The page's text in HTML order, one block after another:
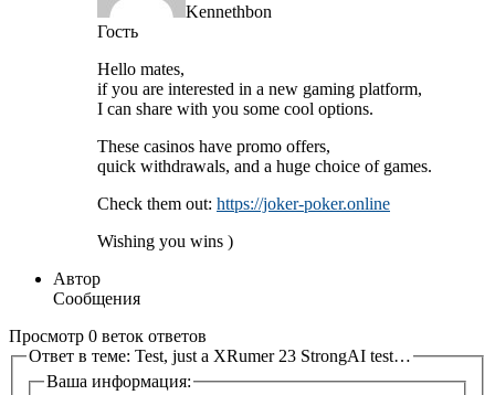
Kennethbon
Гость
Hello mates,
if you are interested in a new gaming platform,
I can share with you some cool options.
These casinos have promo offers,
quick withdrawals, and a huge choice of games.
Check them out: https://joker-poker.online
Wishing you wins )
Автор
Сообщения
Просмотр 0 веток ответов
Ответ в теме: Test, just a XRumer 23 StrongAI test…
Ваша информация: